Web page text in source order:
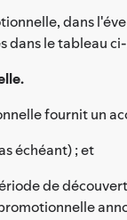
dans
dans le tableau
fournit un
échéant) ; et
de